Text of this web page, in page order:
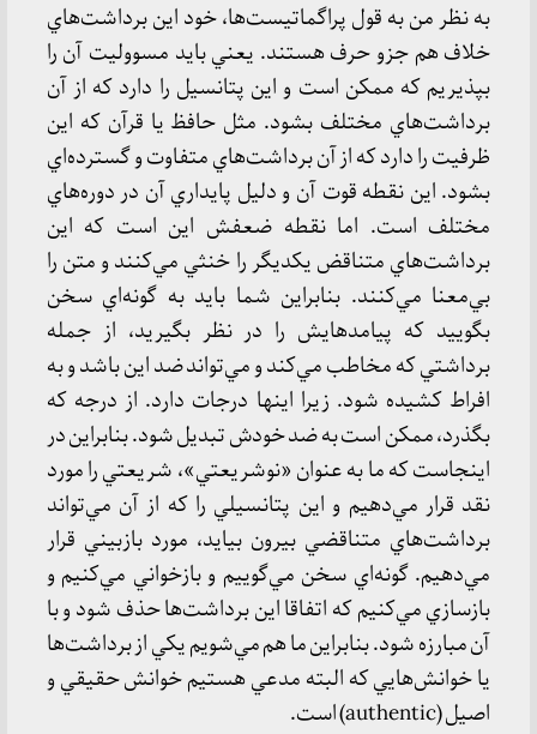
به نظر من به قول پراگماتيست‌ها، خود اين برداشت‌هاي
خلاف هم جزو حرف هستند. يعني بايد مسووليت آن را
بپذيريم كه ممكن است و اين پتانسيل را دارد كه از آن
برداشت‌هاي مختلف بشود. مثل حافظ يا قرآن كه اين
ظرفيت را دارد كه از آن برداشت‌هاي متفاوت و گسترده‌اي
بشود. اين نقطه قوت آن و دليل پايداري آن در دوره‌هاي
مختلف است. اما نقطه ضعفش اين است كه اين
برداشت‌هاي متناقض يكديگر را خنثي مي‌كنند و متن را
بي‌معنا مي‌كنند. بنابراين شما بايد به گونه‌اي سخن
بگوييد كه پيامدهايش را در نظر بگيريد، از جمله
برداشتي كه مخاطب مي‌كند و مي‌تواند ضد اين باشد و به
افراط كشيده شود. زيرا اينها درجات دارد. از درجه كه
بگذرد، ممكن است به ضد خودش تبديل شود. بنابراين در
اينجاست كه ما به عنوان «نوشريعتي»، شريعتي را مورد
نقد قرار مي‌دهيم و اين پتانسيلي را كه از آن مي‌تواند
برداشت‌هاي متناقضي بيرون بيايد، مورد بازبيني قرار
مي‌دهيم. گونه‌اي سخن مي‌گوييم و بازخواني مي‌كنيم و
بازسازي مي‌كنيم كه اتفاقا اين برداشت‌ها حذف شود و با
آن مبارزه شود. بنابراين ما هم مي‌شويم يكي از برداشت‌ها
يا خوانش‌هايي كه البته مدعي هستيم خوانش حقيقي و
اصيل (authentic) است.